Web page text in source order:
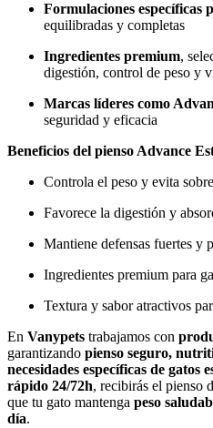
Formulaciones específicas
equilibradas y completas
Ingredientes premium,
digestión, control de peso y
Marcas líderes como
seguridad y eficacia
Beneficios del pienso Advance
Controla el peso y evita
Favorece la digestión y
Mantiene defensas fuertes y
Ingredientes premium para
Textura y sabor atractivos
En Vanypets trabajamos con
garantizando pienso seguro,
necesidades específicas de gatos
rápido 24/72h, recibirás el pienso
que tu gato mantenga peso
día.